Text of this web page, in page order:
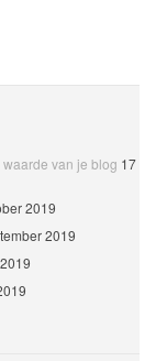
van je blog 17
2019
2019